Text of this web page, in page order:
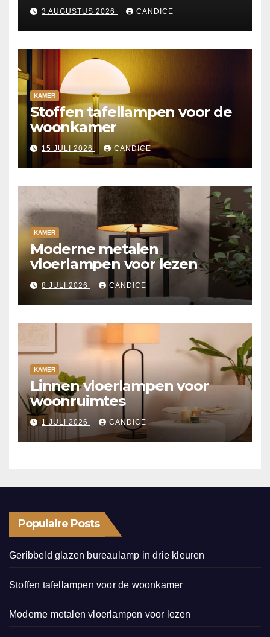
3 AUGUSTUS 2026 CANDICE
KAMER
Stoffen tafellampen voor de
woonkamer
15 JULI 2026 CANDICE
KAMER
Moderne metalen
vloerlampen voor lezen
8 JULI 2026 CANDICE
KAMER
Linnen vloerlampen voor
woonruimtes
1 JULI 2026 CANDICE
Populaire Posts
Geribbeld glazen bureaulamp in drie kleuren
Stoffen tafellampen voor de woonkamer
Moderne metalen vloerlampen voor lezen